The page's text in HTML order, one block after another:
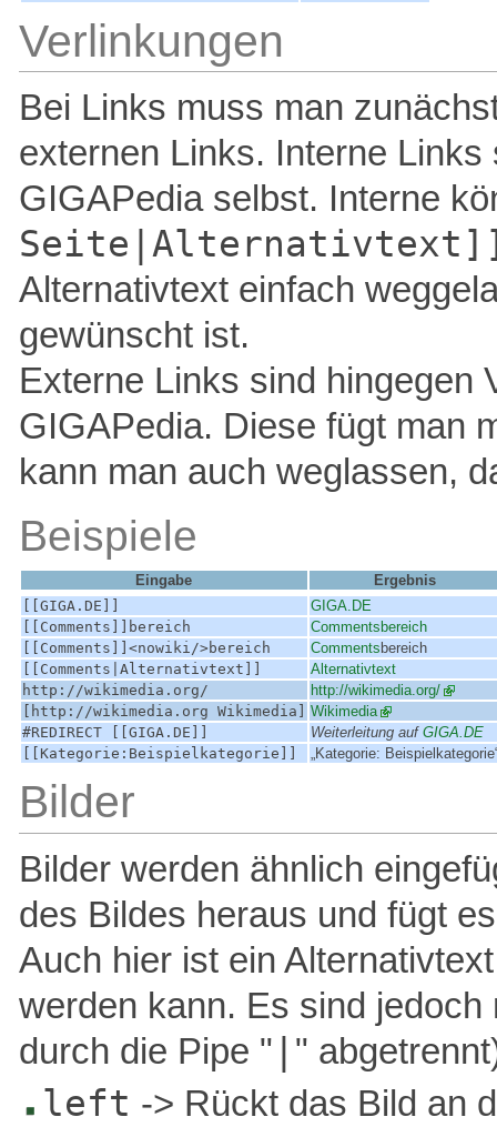
Verlinkungen
Bei Links muss man
externen Links. Interne
GIGAPedia selbst. Interne
Alternativtext einfach
gewünscht ist.
Externe Links sind hingegen
GIGAPedia. Diese fügt man
kann man auch weglassen,
Beispiele
Eingabe
Ergebnis
[[GIGA.DE]]
GIGA.DE
[[Comments]]bereich
Commentsbereich
[[Comments]]<nowiki/>bereich
Comments bereich
[[Comments|Alternativtext]]
Alternativtext
http://wikimedia.org/
http://wikimedia.org/
[http://wikimedia.org Wikimedia]
Wikimedia
#REDIRECT [[GIGA.DE]]
Weiterleitung auf GIGA.DE
[[Kategorie:Beispielkategorie]]
„Kategorie:
Bilder
Bilder werden ähnlich
des Bildes heraus und fügt
Auch hier ist ein
werden kann. Es sind
durch die Pipe "
"
left -> Rückt das Bild an